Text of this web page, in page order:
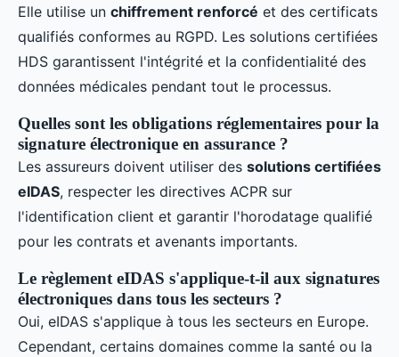
Elle utilise un chiffrement renforcé et des certificats
qualifiés conformes au RGPD. Les solutions certifiées
HDS garantissent l'intégrité et la confidentialité des
données médicales pendant tout le processus.
Quelles sont les obligations réglementaires pour la
signature électronique en assurance ?
Les assureurs doivent utiliser des solutions certifiées
eIDAS, respecter les directives ACPR sur
l'identification client et garantir l'horodatage qualifié
pour les contrats et avenants importants.
Le règlement eIDAS s'applique-t-il aux signatures
électroniques dans tous les secteurs ?
Oui, eIDAS s'applique à tous les secteurs en Europe.
Cependant, certains domaines comme la santé ou la